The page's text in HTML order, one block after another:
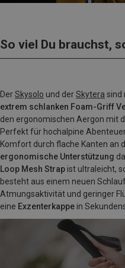
So viel Du brauchst,
DerSkysolo und derSkytera sind
extrem schlanken Foam-Griff
den ergonomischen Aergon mit
Perfekt für hochalpine
Komfort durch flache Kanten an
ergonomische Unterstützung
Loop Mesh Strap ist ultraleicht,
besteht aus einem neuen
Atmungsaktivität und geringer
eine Exzenterkappe in